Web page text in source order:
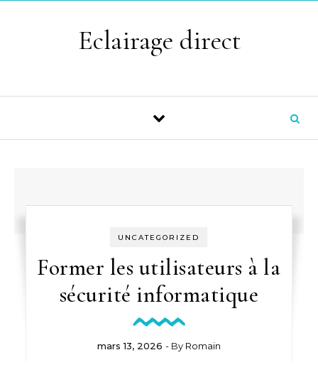
Eclairage direct
UNCATEGORIZED
Former les utilisateurs à la
sécurité informatique
mars 13, 2026 - By Romain